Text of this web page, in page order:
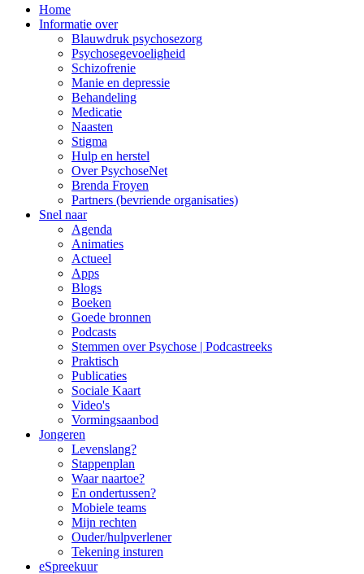
Main
Navigation
Home
Informatie over
Blauwdruk psychosezorg
Psychosegevoeligheid
Schizofrenie
Manie en depressie
Behandeling
Medicatie
Naasten
Stigma
Hulp en herstel
Over PsychoseNet
Brenda Froyen
Partners (bevriende organisaties)
Snel naar
Agenda
Animaties
Actueel
Apps
Blogs
Boeken
Goede bronnen
Podcasts
Stemmen over Psychose | Podcastreeks
Praktisch
Publicaties
Sociale Kaart
Video's
Vormingsaanbod
Jongeren
Levenslang?
Stappenplan
Waar naartoe?
En ondertussen?
Mobiele teams
Mijn rechten
Ouder/hulpverlener
Tekening insturen
eSpreekuur